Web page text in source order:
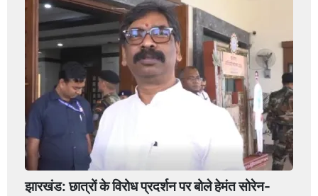
झारखंड: छात्रों के विरोध प्रदर्शन पर बोले हेमंत सोरेन-